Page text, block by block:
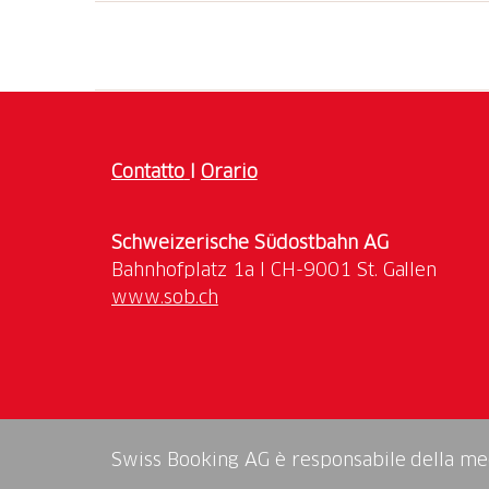
fredda.
Prosegui verso la seconda tappa,
amanti del gourmet a Lugano e un locale
soddisfare una clientela sempre più
finger food locali, accompagnato da un
ristorante situato in un vivace quartiere
Alla quarta tappa, Ristorante La Tinera, vivi
Contatto I Orario
Schweizerische Südostbahn AG
www.sob.ch
Swiss Booking AG è responsabile della